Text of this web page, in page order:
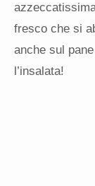
fresco che si
anche sul
l’insalata!